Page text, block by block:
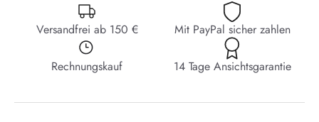
Versandfrei ab 150 € Mit PayPal sicher zahlen
Rechnungskauf 14 Tage Ansichtsgarantie